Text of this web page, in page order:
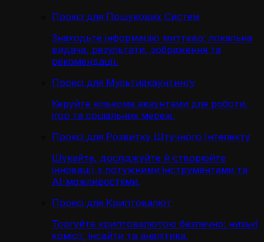
Проксі для Пошукових Систем
Знаходьте інформацію миттєво: локальна
видача, результати, зображення та
рекомендації.
Проксі для Мультиакаунтингу
Керуйте кількома акаунтами для роботи,
ігор та соціальних мереж.
Проксі для Розвитку Штучного Інтелекту
Шукайте, досліджуйте й створюйте
інновації з потужними інструментами та
AI-можливостями.
Проксі для Криптовалют
Торгуйте криптовалютою безпечно: низькі
комісії, інсайти та аналітика.